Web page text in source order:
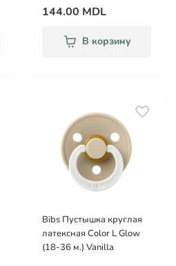
144.00 MDL
В корзину
Bibs Пустышка круглая
латексная Color L Glow
(18-36 м.) Vanilla